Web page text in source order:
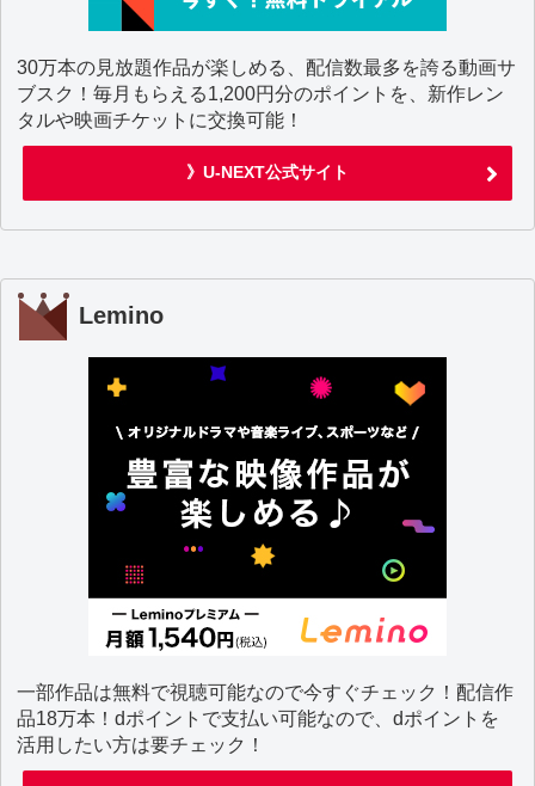
30万本の見放題作品が楽しめる、配信数最多を誇る動画サ
ブスク！毎月もらえる1,200円分のポイントを、新作レン
タルや映画チケットに交換可能！
》U-NEXT公式サイト
Lemino
一部作品は無料で視聴可能なので今すぐチェック！配信作
品18万本！dポイントで支払い可能なので、dポイントを
活用したい方は要チェック！